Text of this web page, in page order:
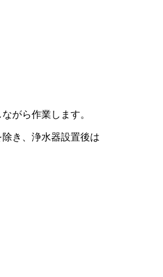
がら作業します。
き、浄水器設置後は